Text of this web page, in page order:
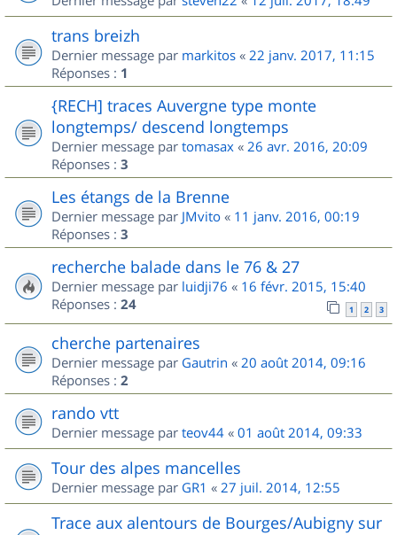
trans breizh
Dernier message par markitos « 22 janv. 2017, 11:15
Réponses : 1
{RECH] traces Auvergne type monte
longtemps/ descend longtemps
Dernier message par tomasax « 26 avr. 2016, 20:09
Réponses : 3
Les étangs de la Brenne
Dernier message par JMvito « 11 janv. 2016, 00:19
Réponses : 3
recherche balade dans le 76 & 27
Dernier message par luidji76 « 16 févr. 2015, 15:40
Réponses : 24 1 2 3
cherche partenaires
Dernier message par Gautrin « 20 août 2014, 09:16
Réponses : 2
rando vtt
Dernier message par teov44 « 01 août 2014, 09:33
Tour des alpes mancelles
Dernier message par GR1 « 27 juil. 2014, 12:55
Trace aux alentours de Bourges/Aubigny sur